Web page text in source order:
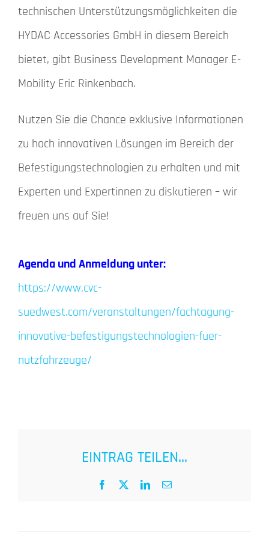
technischen Unterstützungsmöglichkeiten die
HYDAC Accessories GmbH in diesem Bereich
bietet, gibt Business Development Manager E-
Mobility Eric Rinkenbach.
Nutzen Sie die Chance exklusive Informationen
zu hoch innovativen Lösungen im Bereich der
Befestigungstechnologien zu erhalten und mit
Experten und Expertinnen zu diskutieren – wir
freuen uns auf Sie!
Agenda und Anmeldung unter:
https://www.cvc-
suedwest.com/veranstaltungen/fachtagung-
innovative-befestigungstechnologien-fuer-
nutzfahrzeuge/
EINTRAG TEILEN...
Facebook LinkedIn
E-